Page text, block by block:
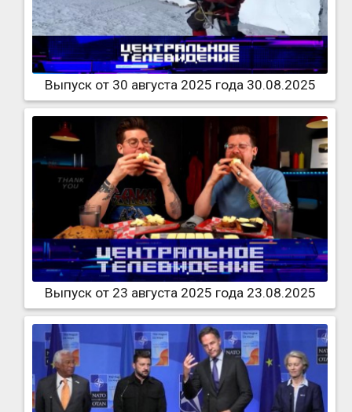
Выпуск от 30 августа 2025 года 30.08.2025
Выпуск от 23 августа 2025 года 23.08.2025